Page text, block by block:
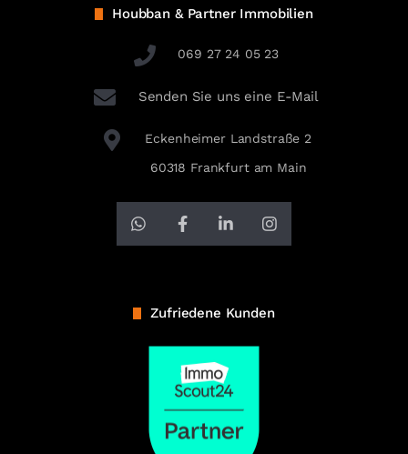
Houbban & Partner Immobilien
069 27 24 05 23
Senden Sie uns eine E-Mail
Eckenheimer Landstraße 2
60318 Frankfurt am Main
Zufriedene Kunden